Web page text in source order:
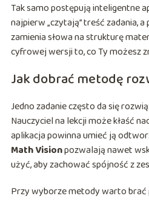
Tak samo postępują inteligentne
najpierw „czytają” treść zadania,
zamienia słowa na strukturę
cyfrowej wersji to, co Ty możesz
Jak dobrać metodę
Jedno zadanie często da się
Nauczyciel na lekcji może kłaść
aplikacja powinna umieć ją
Math Visionpozwalają nawet
użyć, aby zachować spójność z
Przy wyborze metody warto brać